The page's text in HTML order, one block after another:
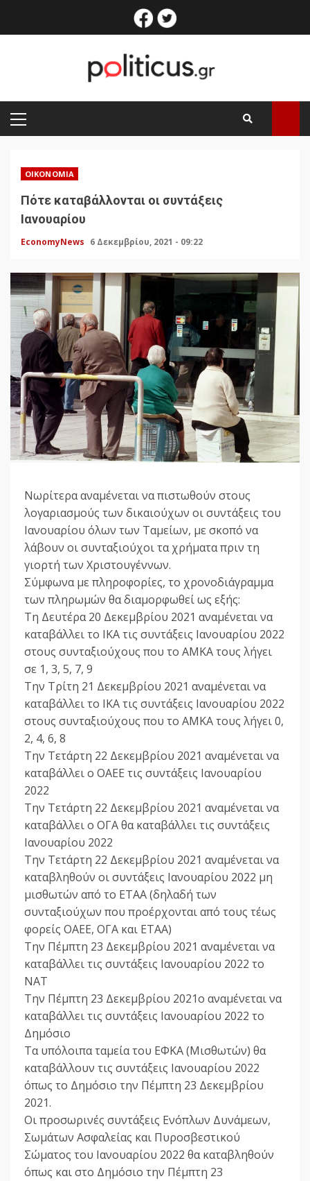
facebook
PRIMARY
MENU
ΟΙΚΟΝΟΜΊΑ
Πότε καταβάλλονται οι συντάξεις
Ιανουαρίου
EconomyNews 6 Δεκεμβρίου, 2021 - 09:22
Nωρίτερα αναμένεται να πιστωθούν στους
λογαριασμούς των δικαιούχων οι συντάξεις του
Ιανουαρίου όλων των Ταμείων, με σκοπό να
λάβουν οι συνταξιούχοι τα χρήματα πριν τη
γιορτή των Χριστουγέννων.
Σύμφωνα με πληροφορίες, το χρονοδιάγραμμα
των πληρωμών θα διαμορφωθεί ως εξής:
Τη Δευτέρα 20 Δεκεμβρίου 2021 αναμένεται να
καταβάλλει το ΙΚΑ τις συντάξεις Ιανουαρίου 2022
στους συνταξιούχους που το ΑΜΚΑ τους λήγει
σε 1, 3, 5, 7, 9
Την Τρίτη 21 Δεκεμβρίου 2021 αναμένεται να
καταβάλλει το ΙΚΑ τις συντάξεις Ιανουαρίου 2022
στους συνταξιούχους που το ΑΜΚΑ τους λήγει 0,
2, 4, 6, 8
Την Τετάρτη 22 Δεκεμβρίου 2021 αναμένεται να
καταβάλλει ο ΟΑΕΕ τις συντάξεις Ιανουαρίου
2022
Την Τετάρτη 22 Δεκεμβρίου 2021 αναμένεται να
καταβάλλει ο ΟΓΑ θα καταβάλλει τις συντάξεις
Ιανουαρίου 2022
Την Τετάρτη 22 Δεκεμβρίου 2021 αναμένεται να
καταβληθούν οι συντάξεις Ιανουαρίου 2022 μη
μισθωτών από το ΕΤΑΑ (δηλαδή των
συνταξιούχων που προέρχονται από τους τέως
φορείς ΟΑΕΕ, ΟΓΑ και ΕΤΑΑ)
Την Πέμπτη 23 Δεκεμβρίου 2021 αναμένεται να
καταβάλλει τις συντάξεις Ιανουαρίου 2022 το
ΝΑΤ
Την Πέμπτη 23 Δεκεμβρίου 2021ο αναμένεται να
καταβάλλει τις συντάξεις Ιανουαρίου 2022 το
Δημόσιο
Τα υπόλοιπα ταμεία του ΕΦΚΑ (Μισθωτών) θα
καταβάλλουν τις συντάξεις Ιανουαρίου 2022
όπως το Δημόσιο την Πέμπτη 23 Δεκεμβρίου
2021.
Οι προσωρινές συντάξεις Ενόπλων Δυνάμεων,
Σωμάτων Ασφαλείας και Πυροσβεστικού
Σώματος του Ιανουαρίου 2022 θα καταβληθούν
όπως και στο Δημόσιο την Πέμπτη 23